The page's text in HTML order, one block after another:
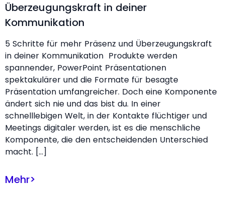
Überzeugungskraft in deiner
Kommunikation
5 Schritte für mehr Präsenz und Überzeugungskraft
in deiner Kommunikation Produkte werden
spannender, PowerPoint Präsentationen
spektakulärer und die Formate für besagte
Präsentation umfangreicher. Doch eine Komponente
ändert sich nie und das bist du. In einer
schnelllebigen Welt, in der Kontakte flüchtiger und
Meetings digitaler werden, ist es die menschliche
Komponente, die den entscheidenden Unterschied
macht. […]
Mehr>